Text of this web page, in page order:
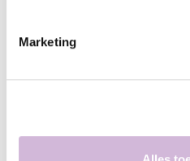
Marketing
Algemene voorwaarden
*Bij grote aankopen, gelieve de